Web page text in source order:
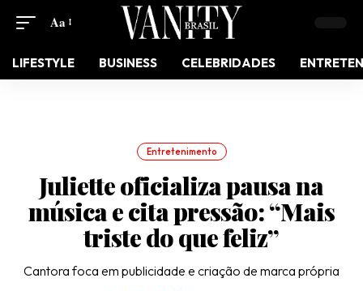
Aa
LIFESTYLE BUSINESS CELEBRIDADES
Entretenimento
Juliette oficializa pausa na
música e cita pressão: “Mais
triste do que feliz”
​Cantora foca em publicidade e criação de marca própria